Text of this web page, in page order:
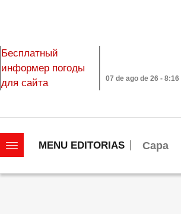
Бесплатный
информер погоды
для сайта
07 de ago de 26 - 8:16
MENU EDITORIAS Capa